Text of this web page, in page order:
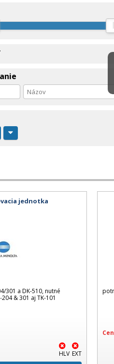
jednotka
301 a DK-510, nutné
& 301 aj TK-101
HLV EXT